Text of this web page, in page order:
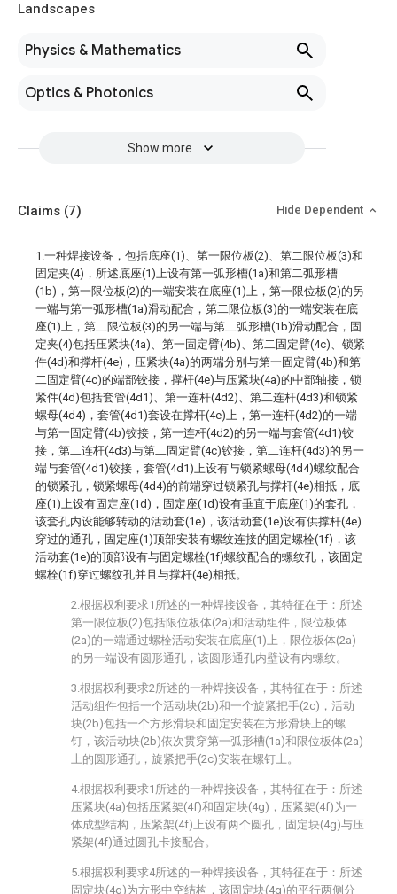
Landscapes
Physics & Mathematics
Optics & Photonics
Show more
Claims (7) Hide Dependent
1.一种焊接设备，包括底座(1)、第一限位板(2)、第二限位板(3)和
固定夹(4)，所述底座(1)上设有第一弧形槽(1a)和第二弧形槽
(1b)，第一限位板(2)的一端安装在底座(1)上，第一限位板(2)的另
一端与第一弧形槽(1a)滑动配合，第二限位板(3)的一端安装在底
座(1)上，第二限位板(3)的另一端与第二弧形槽(1b)滑动配合，固
定夹(4)包括压紧块(4a)、第一固定臂(4b)、第二固定臂(4c)、锁紧
件(4d)和撑杆(4e)，压紧块(4a)的两端分别与第一固定臂(4b)和第
二固定臂(4c)的端部铰接，撑杆(4e)与压紧块(4a)的中部轴接，锁
紧件(4d)包括套管(4d1)、第一连杆(4d2)、第二连杆(4d3)和锁紧
螺母(4d4)，套管(4d1)套设在撑杆(4e)上，第一连杆(4d2)的一端
与第一固定臂(4b)铰接，第一连杆(4d2)的另一端与套管(4d1)铰
接，第二连杆(4d3)与第二固定臂(4c)铰接，第二连杆(4d3)的另一
端与套管(4d1)铰接，套管(4d1)上设有与锁紧螺母(4d4)螺纹配合
的锁紧孔，锁紧螺母(4d4)的前端穿过锁紧孔与撑杆(4e)相抵，底
座(1)上设有固定座(1d)，固定座(1d)设有垂直于底座(1)的套孔，
该套孔内设能够转动的活动套(1e)，该活动套(1e)设有供撑杆(4e)
穿过的通孔，固定座(1)顶部安装有螺纹连接的固定螺栓(1f)，该
活动套(1e)的顶部设有与固定螺栓(1f)螺纹配合的螺纹孔，该固定
螺栓(1f)穿过螺纹孔并且与撑杆(4e)相抵。
2.根据权利要求1所述的一种焊接设备，其特征在于：所述
第一限位板(2)包括限位板体(2a)和活动组件，限位板体
(2a)的一端通过螺栓活动安装在底座(1)上，限位板体(2a)
的另一端设有圆形通孔，该圆形通孔内壁设有内螺纹。
3.根据权利要求2所述的一种焊接设备，其特征在于：所述
活动组件包括一个活动块(2b)和一个旋紧把手(2c)，活动
块(2b)包括一个方形滑块和固定安装在方形滑块上的螺
钉，该活动块(2b)依次贯穿第一弧形槽(1a)和限位板体(2a)
上的圆形通孔，旋紧把手(2c)安装在螺钉上。
4.根据权利要求1所述的一种焊接设备，其特征在于：所述
压紧块(4a)包括压紧架(4f)和固定块(4g)，压紧架(4f)为一
体成型结构，压紧架(4f)上设有两个圆孔，固定块(4g)与压
紧架(4f)通过圆孔卡接配合。
5.根据权利要求4所述的一种焊接设备，其特征在于：所述
固定块(4g)为方形中空结构，该固定块(4g)的平行两侧分